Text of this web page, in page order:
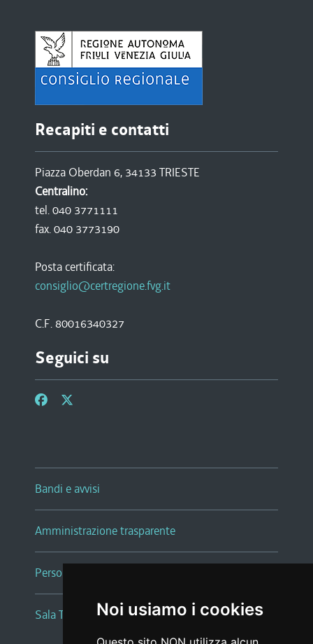
Noi usiamo i cookies
Recapiti e contatti
Piazza Oberdan 6, 34133 TRIESTE
Centralino:
tel. 040 3771111
fax. 040 3773190
Posta certificata:
consiglio@certregione.fvg.it
C.F. 80016340327
Seguici su
Bandi e avvisi
Amministrazione trasparente
Persone e Uffici
Sala Tiziano Tessitori